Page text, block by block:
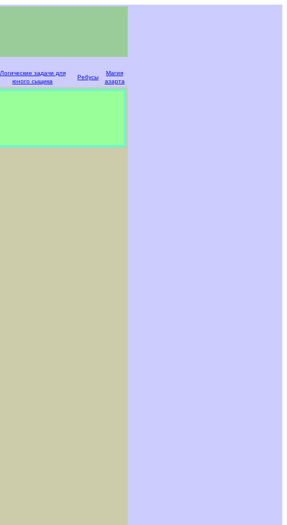
Логические задачи для
юного сыщика
Ребусы
Магия
азарта